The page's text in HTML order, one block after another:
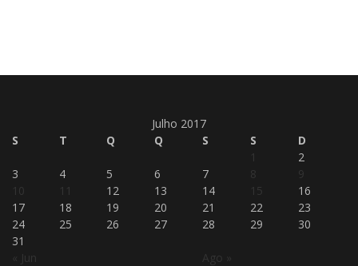
Julho 2017
S
T Q Q S S D
« Jun Ago »
1
2
3
4 5 6 7 8
9
10
11 12 13 14 15
16
17
18 19 20 21 22
23
24
25 26 27 28 29
30
31